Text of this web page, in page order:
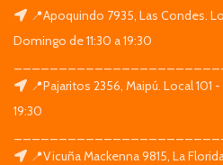
📍Apoquindo 7935, Las Condes.
Domingo de 11:30 a 19:30
📍Pajaritos 2356, Maipú. Local 101
19:30
📍Vicuña Mackenna 9815, La